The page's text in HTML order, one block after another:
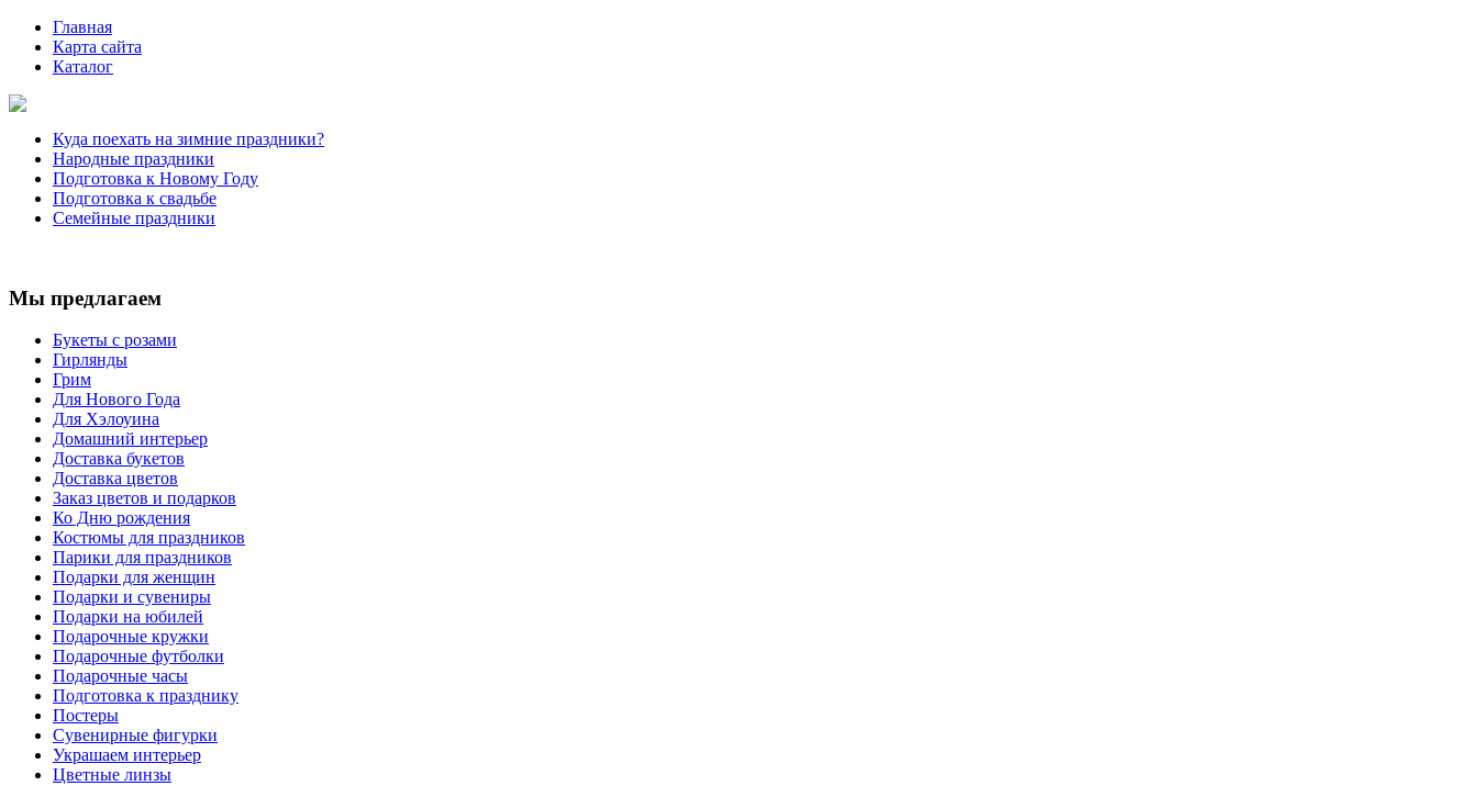
Главная
Карта сайта
Каталог
Куда поехать на зимние праздники?
Народные праздники
Подготовка к Новому Году
Подготовка к свадьбе
Семейные праздники
Мы предлагаем
Букеты с розами
Гирлянды
Грим
Для Нового Года
Для Хэлоуина
Домашний интерьер
Доставка букетов
Доставка цветов
Заказ цветов и подарков
Ко Дню рождения
Костюмы для праздников
Парики для праздников
Подарки для женщин
Подарки и сувениры
Подарки на юбилей
Подарочные кружки
Подарочные футболки
Подарочные часы
Подготовка к празднику
Постеры
Сувенирные фигурки
Украшаем интерьер
Цветные линзы